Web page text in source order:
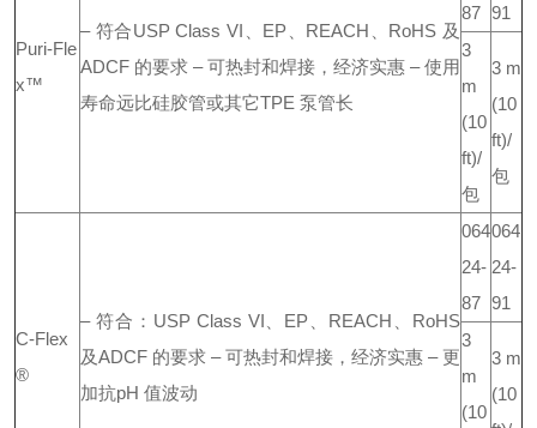
Puri-Fle
x™
– 符合USP Class VI、EP、REACH、RoHS 及
ADCF 的要求 – 可热封和焊接，经济实惠 – 使用
寿命远比硅胶管或其它TPE 泵管长
87 91
3
m
(10
ft)/
包
3 m
(10
ft)/
包
C-Flex
®
– 符合：USP Class VI、EP、REACH、RoHS
及ADCF 的要求 – 可热封和焊接，经济实惠 – 更
加抗pH 值波动
064
24-
87
064
24-
91
3
m
(10
3 m
(10